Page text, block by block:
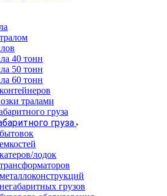
40 тонн
50 тонн
60 тонн
тралами
груза
лодок
грузов